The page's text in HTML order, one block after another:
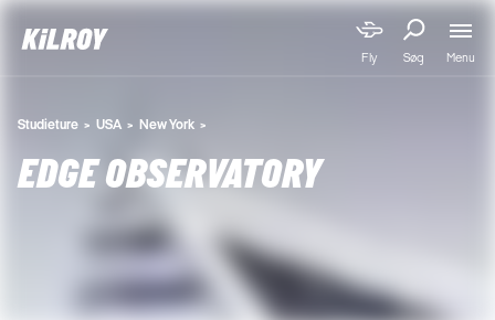
Fly Søg Menu
Studieture USA New York
EDGE OBSERVATORY